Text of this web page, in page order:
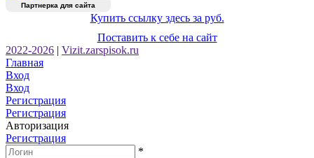
Партнерка для сайта
Купить ссылку здесь за руб.
Поставить к себе на сайт
2022-2026 | Vizit.zarspisok.ru
Главная
Вход
Вход
Регистрация
Регистрация
Авторизация
Регистрация
*